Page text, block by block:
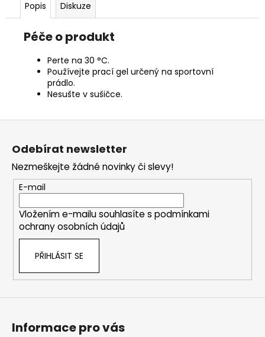
Popis Diskuze
Péče o produkt
Perte na 30 °C.
Používejte prací gel určený na sportovní
prádlo.
Nesušte v sušičce.
Z
Odebírat newsletter
Nezmeškejte žádné novinky či slevy!
E-mail
Vložením e-mailu souhlasíte s podmínkami
ochrany osobních údajů
PŘIHLÁSIT SE
Informace pro vás